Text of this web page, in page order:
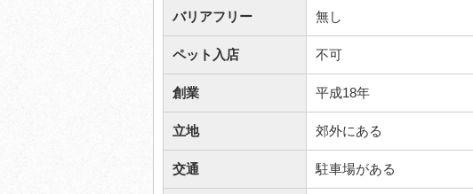
バリアフリー 無し
ペット入店 不可
創業 平成18年
立地 郊外にある
交通 駐車場がある